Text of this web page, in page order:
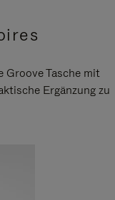
Groove Tasche mit
Ergänzung zu